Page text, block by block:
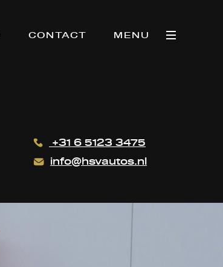
CONTACT MENU
+31 6 5123 3475
info@hsvautos.nl